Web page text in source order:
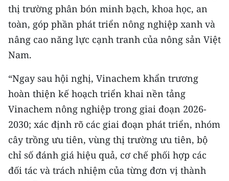
thị trường phân bón minh bạch, khoa học, an
toàn, góp phần phát triển nông nghiệp xanh và
nâng cao năng lực cạnh tranh của nông sản Việt
Nam.
“Ngay sau hội nghị, Vinachem khẩn trương
hoàn thiện kế hoạch triển khai nền tảng
Vinachem nông nghiệp trong giai đoạn 2026-
2030; xác định rõ các giai đoạn phát triển, nhóm
cây trồng ưu tiên, vùng thị trường ưu tiên, bộ
chỉ số đánh giá hiệu quả, cơ chế phối hợp các
đối tác và trách nhiệm của từng đơn vị thành